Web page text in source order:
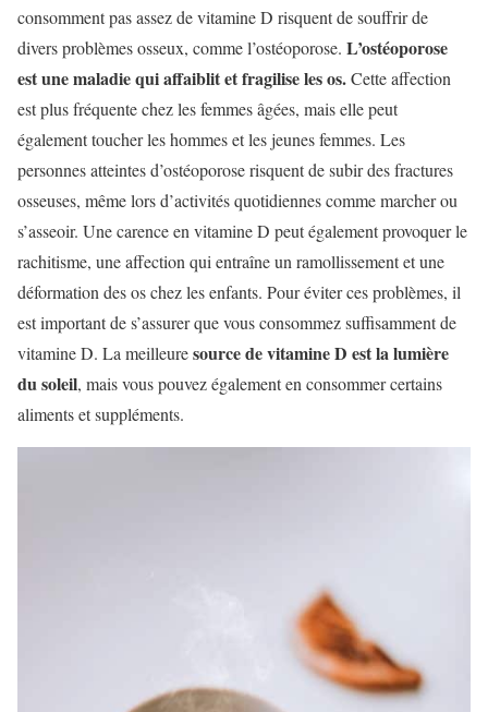
consomment pas assez de vitamine D risquent de souffrir de
divers problèmes osseux, comme l’ostéoporose. L’ostéoporose
est une maladie qui affaiblit et fragilise les os.Cette affection
est plus fréquente chez les femmes âgées, mais elle peut
également toucher les hommes et les jeunes femmes. Les
personnes atteintes d’ostéoporose risquent de subir des fractures
osseuses, même lors d’activités quotidiennes comme marcher ou
s’asseoir. Une carence en vitamine D peut également provoquer le
rachitisme, une affection qui entraîne un ramollissement et une
déformation des os chez les enfants. Pour éviter ces problèmes, il
est important de s’assurer que vous consommez suffisamment de
vitamine D. La meilleuresource de vitamine D est la lumière
du soleil, mais vous pouvez également en consommer certains
aliments et suppléments.